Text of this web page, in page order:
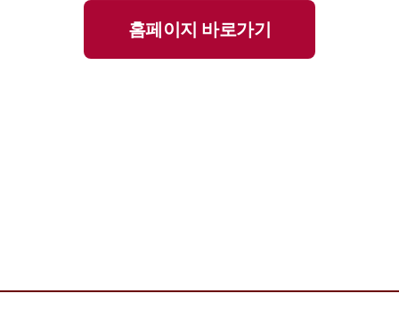
홈페이지 바로가기